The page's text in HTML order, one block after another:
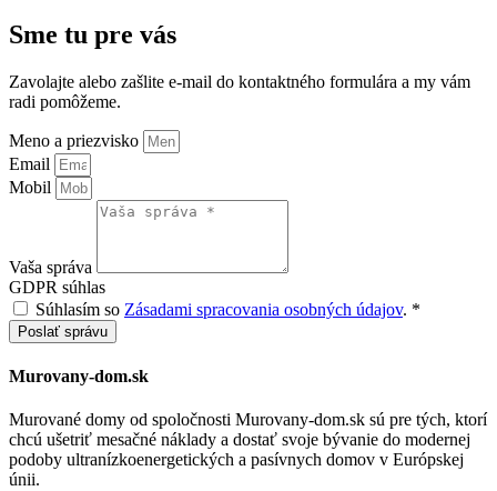
Sme tu pre vás
Zavolajte alebo zašlite e-mail do kontaktného formulára a my vám
radi pomôžeme.
Meno a priezvisko
Email
Mobil
Vaša správa
GDPR súhlas
Súhlasím so Zásadami spracovania osobných údajov. *
Poslať správu
Murovany-dom.sk
Murované domy od spoločnosti Murovany-dom.sk sú pre tých, ktorí
chcú ušetriť mesačné náklady a dostať svoje bývanie do modernej
podoby ultranízkoenergetických a pasívnych domov v Európskej
únii.